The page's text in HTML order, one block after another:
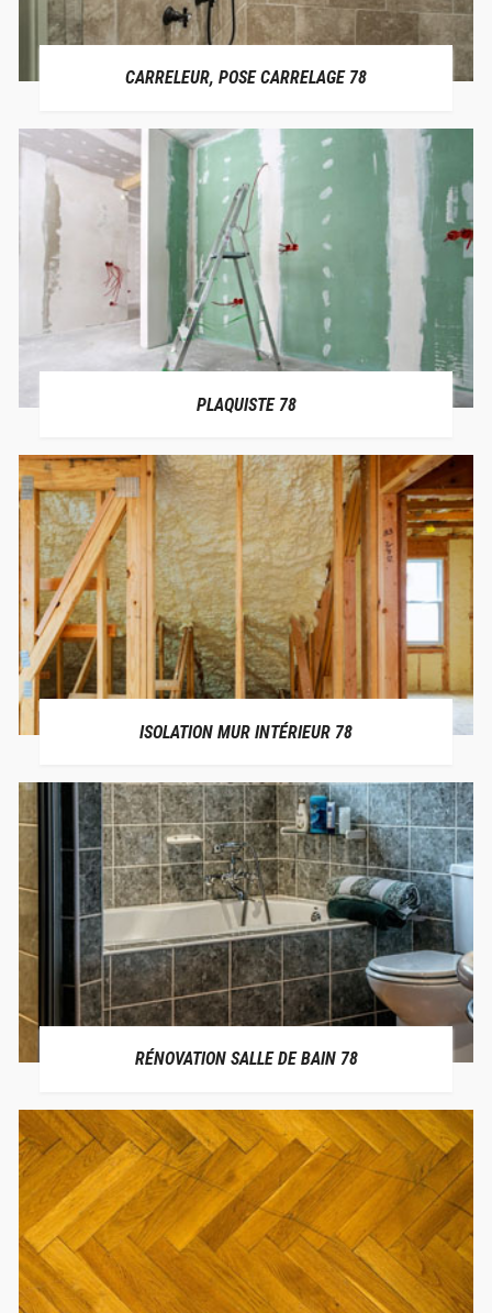
CARRELEUR, POSE CARRELAGE 78
PLAQUISTE 78
ISOLATION MUR INTÉRIEUR 78
RÉNOVATION SALLE DE BAIN 78